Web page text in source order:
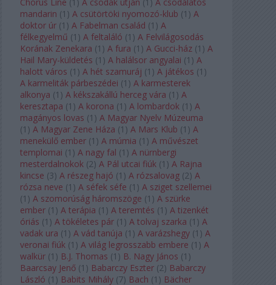
mandarin (1 ) A csütörtöki nyomozó-klub (1 ) A
doktor úr (1 ) A Fabelman család (1 ) A
félkegyelmű (1 ) A feltaláló (1 ) A Felvilágosodás
Korának Zenekara (1 ) A fura (1 ) A Gucci-ház (1 ) A
Hail Mary-küldetés (1 ) A halálsor angyalai (1 ) A
halott város (1 ) A hét szamuráj (1 ) A játékos (1 )
A karmeliták párbeszédei (1 ) A karmesterek
alkonya (1 ) A kékszakállú herceg vára (1 ) A
keresztapa (1 ) A korona (1 ) A lombardok (1 ) A
magányos lovas (1 ) A Magyar Nyelv Múzeuma
(1 ) A Magyar Zene Háza (1 ) A Mars Klub (1 ) A
menekülő ember (1 ) A múmia (1 ) A művészet
templomai (1 ) A nagy fal (1 ) A nürnbergi
mesterdalnokok (2) A Pál utcai fiúk (1 ) A Rajna
kincse (3) A részeg hajó (1 ) A rózsalovag (2) A
rózsa neve (1 ) A séfek séfe (1 ) A sziget szellemei
(1 ) A szomorúság háromszöge (1 ) A szürke
ember (1 ) A terápia (1 ) A teremtés (1 ) A tizenkét
óriás (1 ) A tökéletes pár (1 ) A tolvaj szarka (1 ) A
vadak ura (1 ) A vád tanúja (1 ) A varázshegy (1 ) A
veronai fiúk (1 ) A világ legrosszabb embere (1 ) A
walkür (1 ) B.J. Thomas (1 ) B. Nagy János (1 )
Baarcsay Jenő (1 ) Babarczy Eszter (2) Babarczy
László (1 ) Babits Mihály (7) Bach (1 ) Bächer